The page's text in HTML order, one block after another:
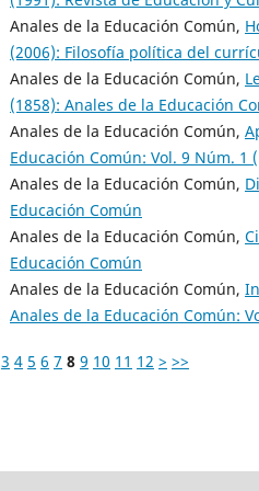
Anales de la Educación Común,
(2006): Filosofía política del
Anales de la Educación Común,
(1858): Anales de la Educación
Anales de la Educación Común,
Educación Común: Vol. 9 Núm. 1
Anales de la Educación Común,
Educación Común
Anales de la Educación Común,
Educación Común
Anales de la Educación Común,
Anales de la Educación Común:
3 4 5 6 7 8 9 10 11 12 > >>